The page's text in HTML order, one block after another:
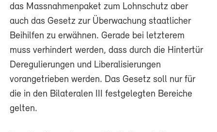
das Massnahmenpaket zum Lohnschutz aber
auch das Gesetz zur Überwachung staatlicher
Beihilfen zu erwähnen. Gerade bei letzterem
muss verhindert werden, dass durch die Hintertür
Deregulierungen und Liberalisierungen
vorangetrieben werden. Das Gesetz soll nur für
die in den Bilateralen III festgelegten Bereiche
gelten.